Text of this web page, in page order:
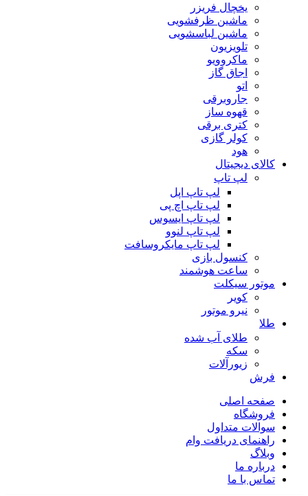
یخچال فریزر
ماشین ظرفشویی
ماشین لباسشویی
تلویزیون
ماکروویو
اجاق گاز
اتو
جاروبرقی
قهوه ساز
کتری برقی
کولر گازی
هود
کالای دیجیتال
لپ تاپ
لپ تاپ اپل
لپ تاپ اچ پی
لپ تاپ ایسوس
لپ تاپ لنوو
لپ تاپ مایکروسافت
کنسول بازی
ساعت هوشمند
موتور سیکلت
کویر
نیرو موتور
طلا
طلای آب شده
سکه
زیورآلات
فرش
صفحه اصلی
فروشگاه
سوالات متداول
راهنمای دریافت وام
وبلاگ
درباره ما
تماس با ما